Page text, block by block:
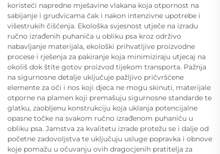
koristeći napredne mješavine vlakana koja otpornost na
sabijanje i grudvicama čak i nakon intenzivne upotrebe i
višestrukih čišćenja. Ekološka svjesnost utječe na izradu
ručno izrađenih puhaniča u obliku psa kroz održivo
nabavljanje materijala, ekološki prihvatljive proizvodne
procese i rješenja za pakiranje koja minimiziraju utjecaj na
okoliš dok štite gotov proizvod tijekom transporta. Pažnja
na sigurnosne detalje uključuje pažljivo pričvršćene
elemente za oči i nos koji djeca ne mogu skinuti, materijale
otporne na plamen koji premašuju sigurnosne standarde te
glatku, zaobljenu konstrukciju koja uklanja potencijalne
opasne točke na svakom ručno izrađenom puhaniču u
obliku psa. Jamstva za kvalitetu izrade protežu se i dalje od
početne zadovoljstva te uključuju usluge popravka i obnove
koje pomažu u očuvanju ovih dragocjenih pratitelja za